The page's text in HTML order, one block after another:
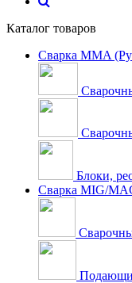
Каталог товаров
Сварка MMA
Блоки,
Сварка MIG/